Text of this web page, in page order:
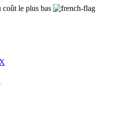
coût le plus bas